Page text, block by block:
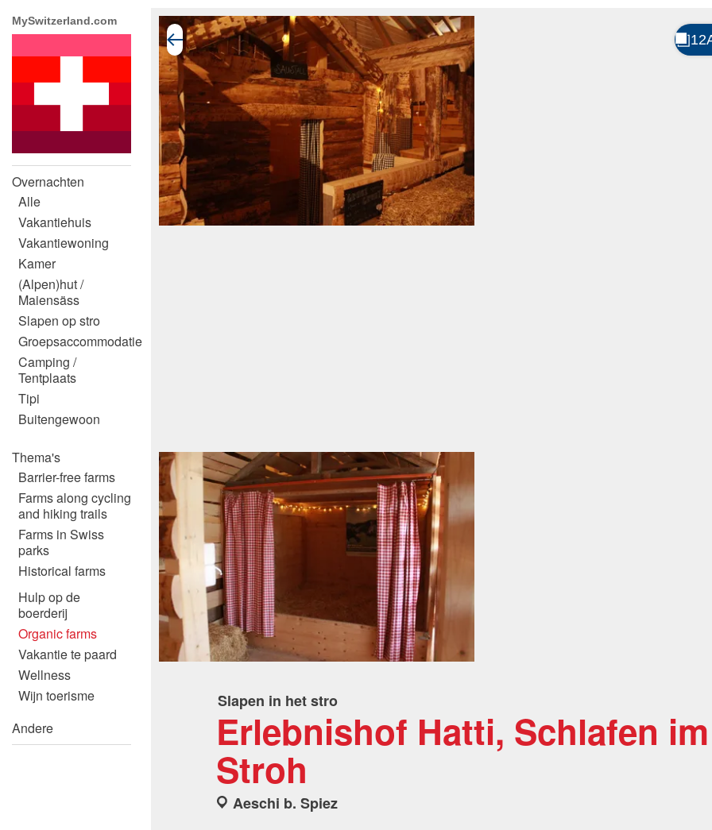
MySwitzerland.com
Overnachten
Alle
Vakantiehuis
Vakantiewoning
Kamer
(Alpen)hut /
Maiensäss
Slapen op stro
Groepsaccommodatie
Camping /
Tentplaats
Tipi
Buitengewoon
Thema's
Barrier-free farms
Farms along cycling
and hiking trails
Farms in Swiss
parks
Historical farms
Hulp op de
boerderij
Organic farms
Vakantie te paard
Wellness
Wijn toerisme
Andere
Slapen in het stro
Erlebnishof Hatti, Schlafen im
Stroh
Aeschi b. Spiez